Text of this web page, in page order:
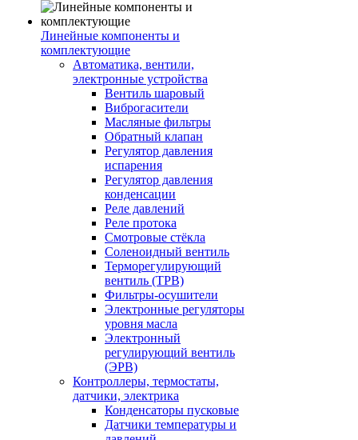
Линейные компоненты и
комплектующие
Автоматика, вентили,
электронные устройства
Вентиль шаровый
Виброгасители
Масляные фильтры
Обратный клапан
Регулятор давления
испарения
Регулятор давления
конденсации
Реле давлений
Реле протока
Смотровые стёкла
Соленоидный вентиль
Терморегулирующий
вентиль (ТРВ)
Фильтры-осушители
Электронные регуляторы
уровня масла
Электронный
регулирующий вентиль
(ЭРВ)
Контроллеры, термостаты,
датчики, электрика
Конденсаторы пусковые
Датчики температуры и